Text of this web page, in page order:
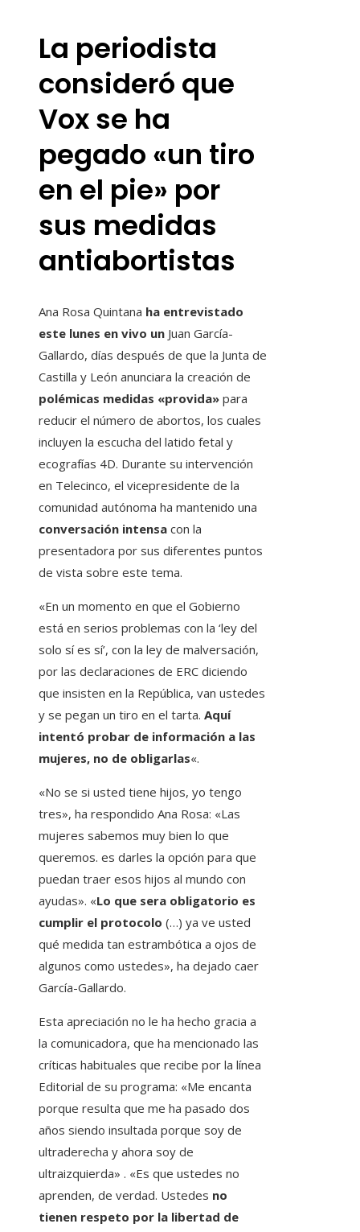
La periodista
consideró que
Vox se ha
pegado «un tiro
en el pie» por
sus medidas
antiabortistas
Ana Rosa Quintana ha entrevistado
este lunes en vivo un Juan García-
Gallardo, días después de que la Junta de
Castilla y León anunciara la creación de
polémicas medidas «provida» para
reducir el número de abortos, los cuales
incluyen la escucha del latido fetal y
ecografías 4D. Durante su intervención
en Telecinco, el vicepresidente de la
comunidad autónoma ha mantenido una
conversación intensa con la
presentadora por sus diferentes puntos
de vista sobre este tema.
«En un momento en que el Gobierno
está en serios problemas con la ‘ley del
solo sí es sí’, con la ley de malversación,
por las declaraciones de ERC diciendo
que insisten en la República, van ustedes
y se pegan un tiro en el tarta. Aquí
intentó probar de información a las
mujeres, no de obligarlas«.
«No se si usted tiene hijos, yo tengo
tres», ha respondido Ana Rosa: «Las
mujeres sabemos muy bien lo que
queremos. es darles la opción para que
puedan traer esos hijos al mundo con
ayudas». «Lo que sera obligatorio es
cumplir el protocolo (…) ya ve usted
qué medida tan estrambótica a ojos de
algunos como ustedes», ha dejado caer
García-Gallardo.
Esta apreciación no le ha hecho gracia a
la comunicadora, que ha mencionado las
críticas habituales que recibe por la línea
Editorial de su programa: «Me encanta
porque resulta que me ha pasado dos
años siendo insultada porque soy de
ultraderecha y ahora soy de
ultraizquierda» . «Es que ustedes no
aprenden, de verdad. Ustedes no
tienen respeto por la libertad de